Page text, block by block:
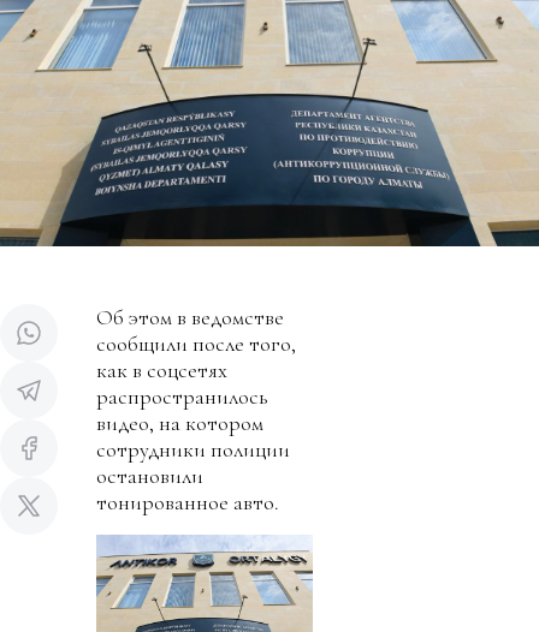
Об этом в ведомстве
сообщили после того,
как в соцсетях
распространилось
видео, на котором
сотрудники полиции
остановили
тонированное авто.